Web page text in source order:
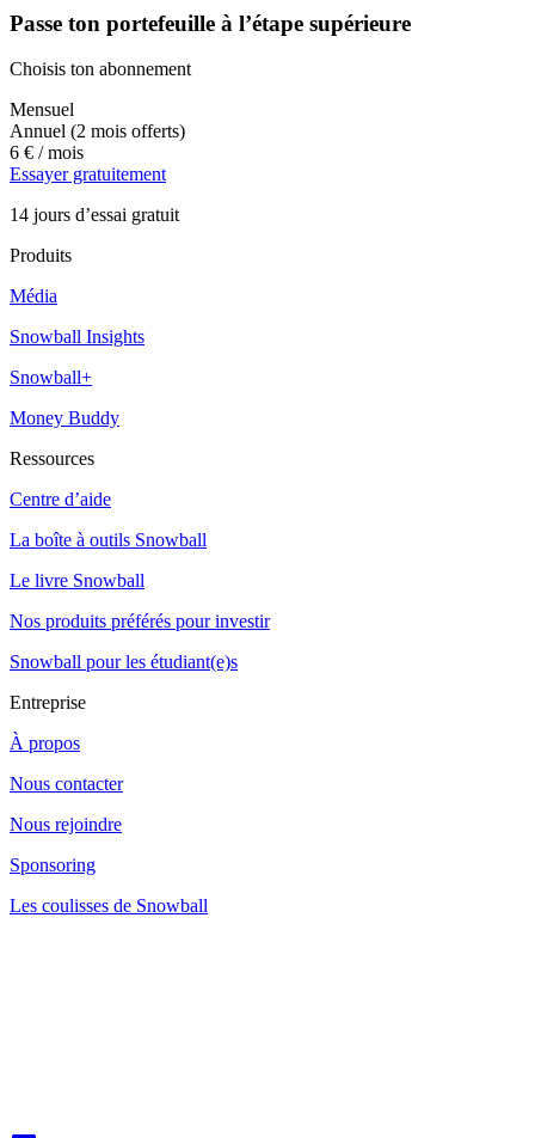
Passe ton portefeuille à l’étape supérieure
Choisis ton abonnement
Mensuel
Annuel (2 mois offerts)
6 € / mois
Essayer gratuitement
14 jours d’essai gratuit
Produits
Média
Snowball Insights
Snowball+
Money Buddy
Ressources
Centre d’aide
La boîte à outils Snowball
Le livre Snowball
Nos produits préférés pour investir
Snowball pour les étudiant(e)s
Entreprise
À propos
Nous contacter
Nous rejoindre
Sponsoring
Les coulisses de Snowball